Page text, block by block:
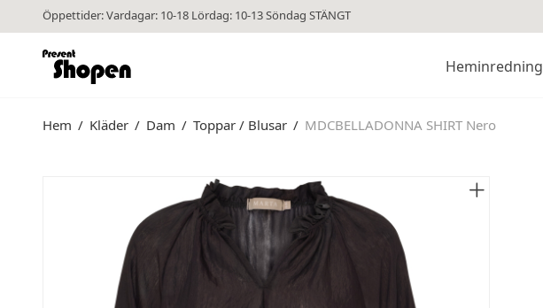
Öppettider: Vardagar: 10-18 Lördag: 10-13 Söndag STÄNGT
Heminredning
Hem / Kläder / Dam / Toppar / Blusar / MDCBELLADONNA SHIRT Nero